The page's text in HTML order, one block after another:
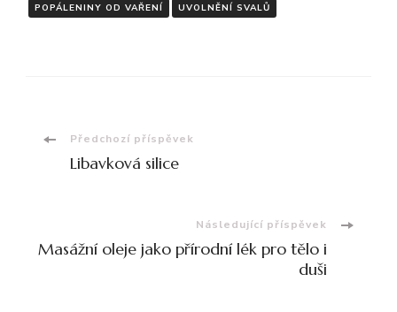
POPÁLENINY OD VAŘENÍ UVOLNĚNÍ SVALŮ
Navigace
Předchozí příspěvek
Libavková silice
Následující příspěvek
Masážní oleje jako přírodní lék pro tělo i
duši